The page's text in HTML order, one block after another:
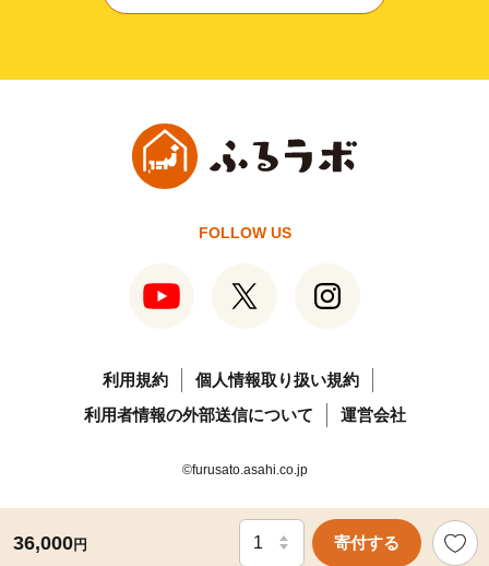
36,000円 寄付する
FOLLOW US
利用規約
個人情報取り扱い規約
利用者情報の外部送信について
運営会社
©furusato.asahi.co.jp